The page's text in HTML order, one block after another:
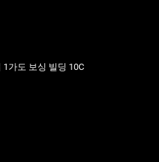
가도 보싱 빌딩 10C